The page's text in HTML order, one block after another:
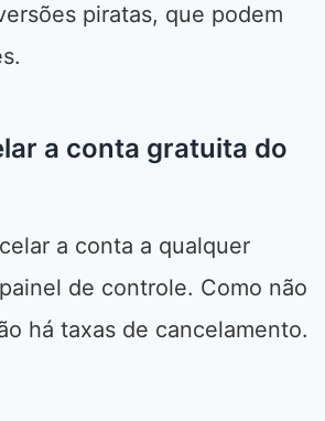
piratas, que podem
a conta gratuita do
a conta a qualquer
de controle. Como não
há taxas de cancelamento.